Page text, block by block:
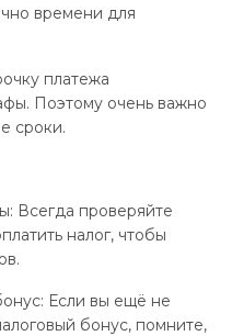
времени для
платежа
Поэтому очень важно
сроки.
Всегда проверяйте
налог, чтобы
Если вы ещё не
бонус, помните,